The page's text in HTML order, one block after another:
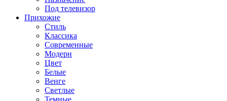
Под телевизор
Прихожие
Стиль
Классика
Современные
Модерн
Цвет
Белые
Венге
Светлые
Темные